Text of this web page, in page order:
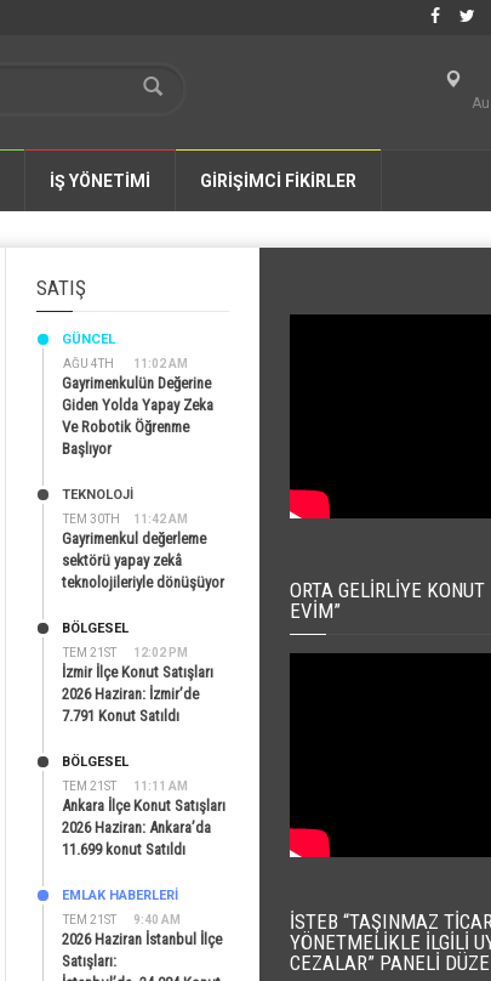
İŞ YÖNETİMİ GİRİŞİMCİ FİKİRLER
SATIŞ
AĞU 4TH 11:02 AM
GÜNCEL
Gayrimenkulün Değerine
Giden Yolda Yapay Zeka
Ve Robotik Öğrenme
Başlıyor
TEM 30TH 11:42 AM
TEKNOLOJİ
Gayrimenkul değerleme
sektörü yapay zekâ
teknolojileriyle dönüşüyor
TEM 21ST 12:02 PM
BÖLGESEL
İzmir İlçe Konut Satışları
2026 Haziran: İzmir’de
7.791 Konut Satıldı
TEM 21ST 11:11 AM
BÖLGESEL
Ankara İlçe Konut Satışları
2026 Haziran: Ankara’da
11.699 konut Satıldı
TEM 21ST 9:40 AM
EMLAK HABERLERI
2026 Haziran İstanbul İlçe
Satışları:
ORTA GELIRLIYE
EVIM”
İSTEB “TAŞINMAZ
YÖNETMELIKLE İLGILI
CEZALAR” PANELI